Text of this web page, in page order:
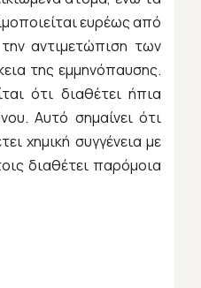
ευρέως από
αντιμετώπιση των
της εμμηνόπαυσης.
ότι διαθέτει ήπια
Αυτό σημαίνει ότι
χημική συγγένεια με
διαθέτει παρόμοια